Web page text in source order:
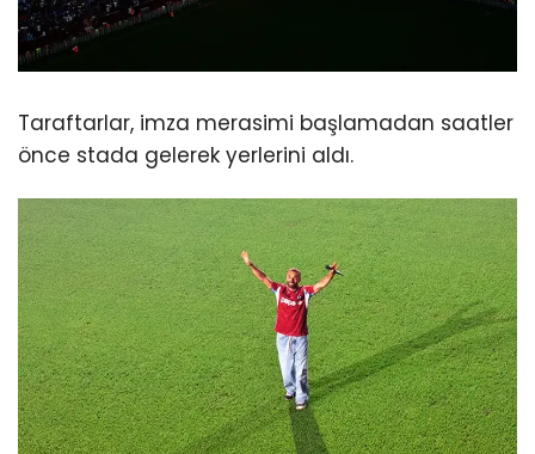
Taraftarlar, imza merasimi başlamadan saatler
önce stada gelerek yerlerini aldı.